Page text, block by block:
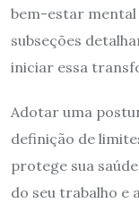
bem-estar mental
subseções
iniciar essa
Adotar uma
definição de
protege sua
do seu trabalho e